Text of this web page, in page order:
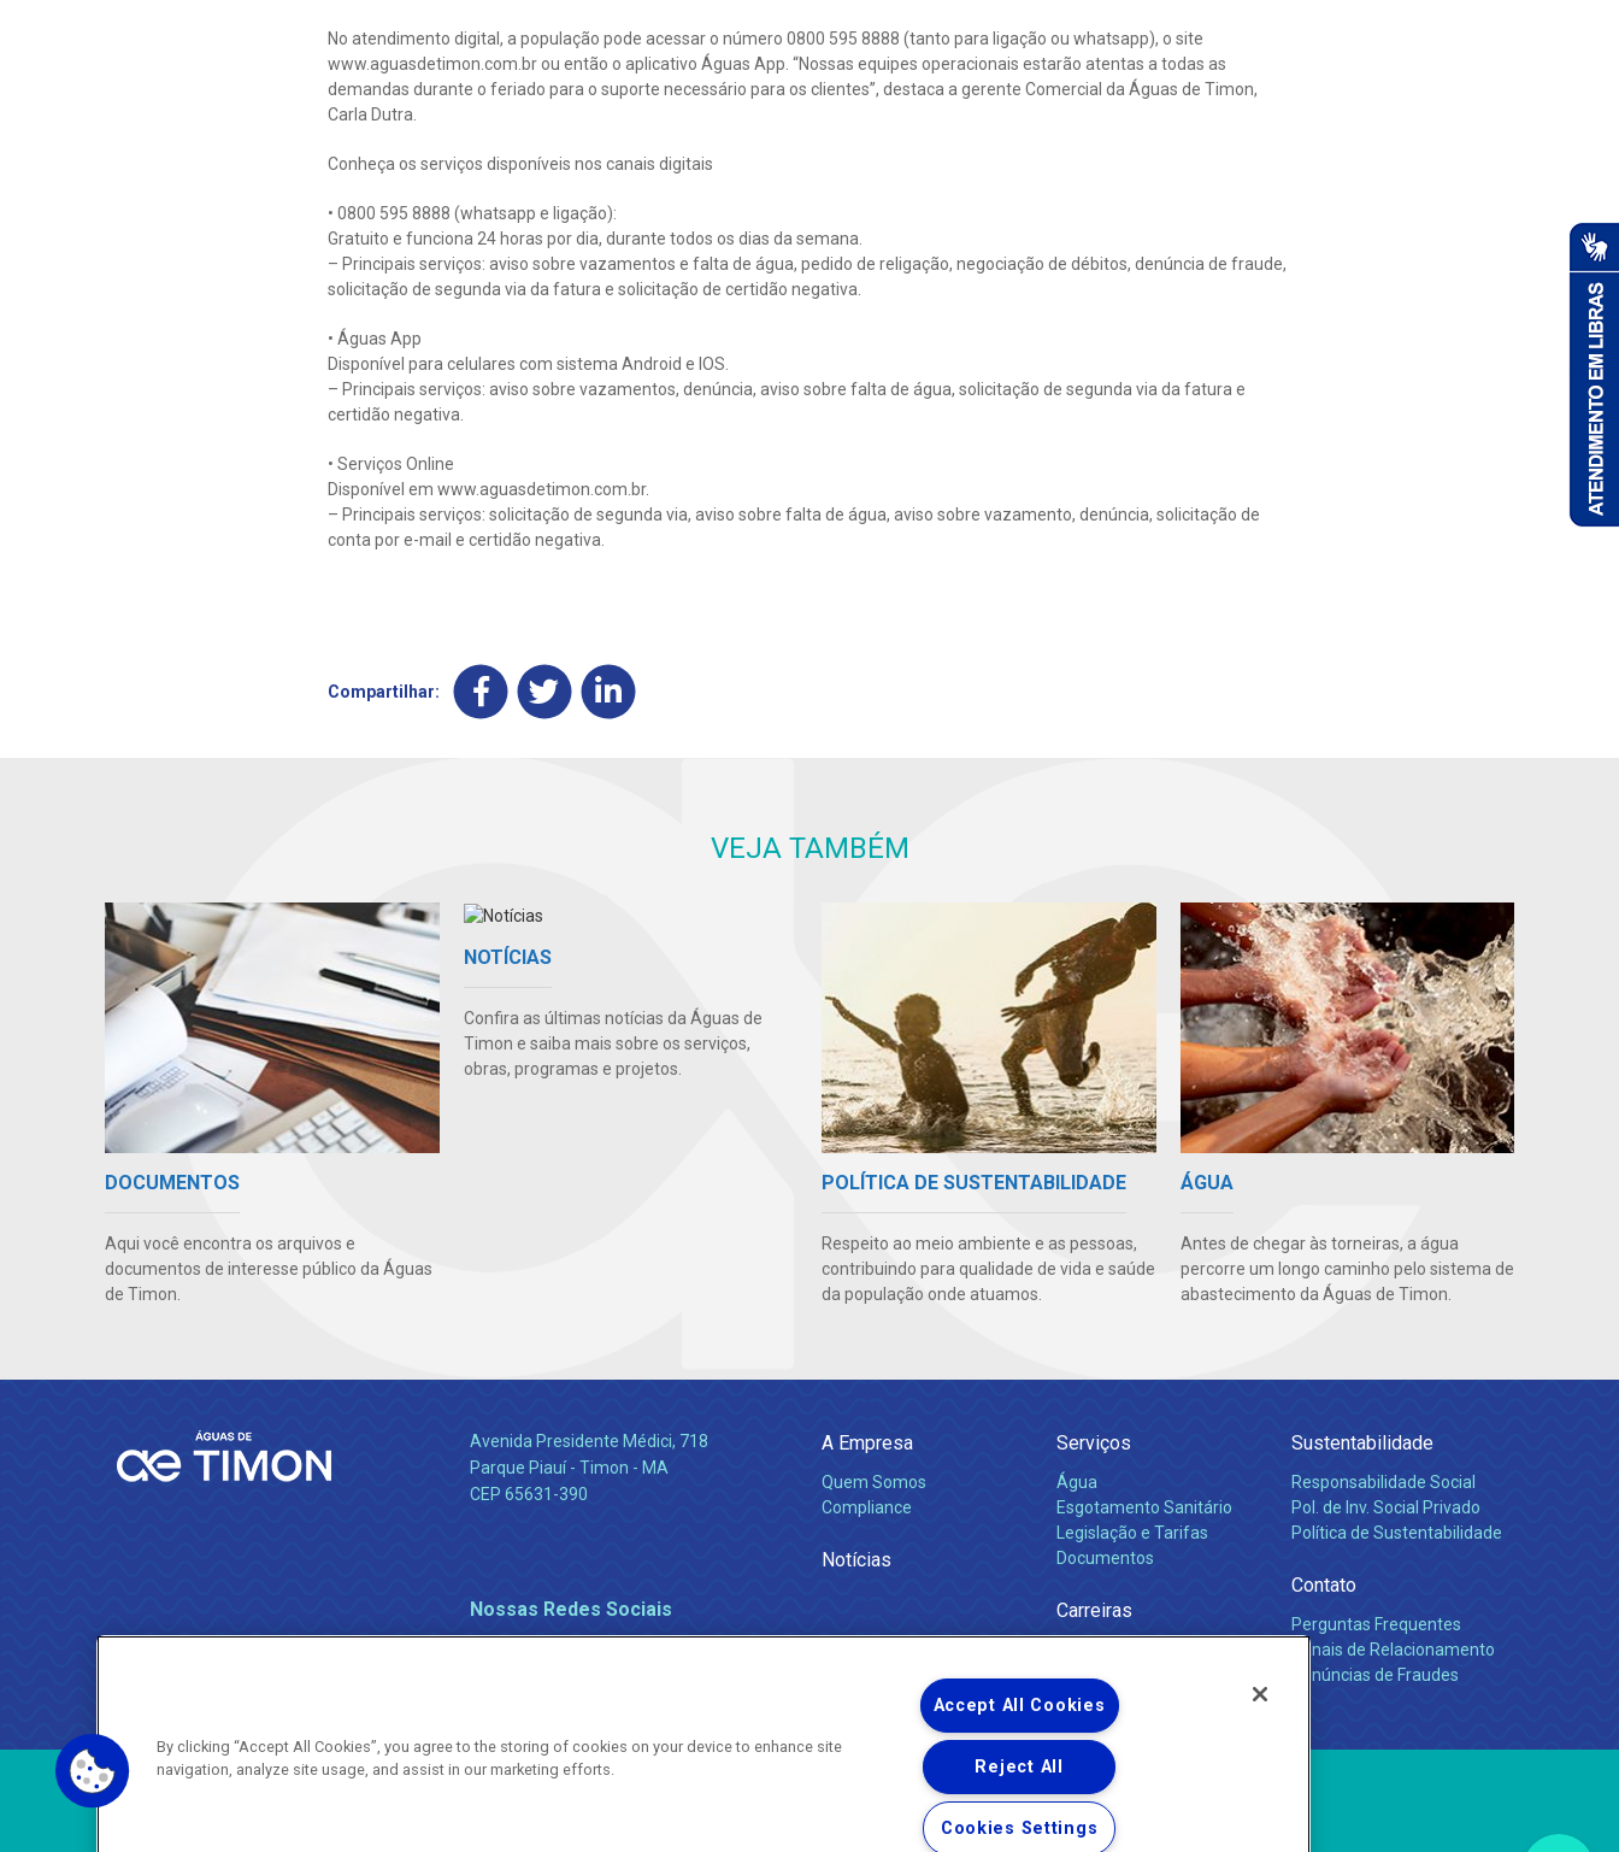
No atendimento digital, a população pode acessar o número 0800 595 8888 (tanto para ligação ou whatsapp), o site
www.aguasdetimon.com.br ou então o aplicativo Águas App. “Nossas equipes operacionais estarão atentas a todas as
demandas durante o feriado para o suporte necessário para os clientes”, destaca a gerente Comercial da Águas de Timon,
Carla Dutra.
Conheça os serviços disponíveis nos canais digitais
• 0800 595 8888 (whatsapp e ligação):
Gratuito e funciona 24 horas por dia, durante todos os dias da semana.
– Principais serviços: aviso sobre vazamentos e falta de água, pedido de religação, negociação de débitos, denúncia de fraude,
solicitação de segunda via da fatura e solicitação de certidão negativa.
• Águas App
Disponível para celulares com sistema Android e IOS.
– Principais serviços: aviso sobre vazamentos, denúncia, aviso sobre falta de água, solicitação de segunda via da fatura e
certidão negativa.
• Serviços Online
Disponível em www.aguasdetimon.com.br.
– Principais serviços: solicitação de segunda via, aviso sobre falta de água, aviso sobre vazamento, denúncia, solicitação de
conta por e-mail e certidão negativa.
Compartilhar:
VEJA TAMBÉM
DOCUMENTOS
Aqui você encontra os arquivos e
documentos de interesse público da Águas
de Timon.
NOTÍCIAS
Confira as últimas notícias da Águas de
Timon e saiba mais sobre os serviços,
obras, programas e projetos.
POLÍTICA DE SUSTENTABILIDADE
Respeito ao meio ambiente e as pessoas,
contribuindo para qualidade de vida e saúde
da população onde atuamos.
ÁGUA
Antes de chegar às torneiras, a água
percorre um longo caminho pelo sistema de
abastecimento da Águas de Timon.
Avenida Presidente Médici, 718
Parque Piauí - Timon - MA
CEP 65631-390
Nossas Redes Sociais
A Empresa
Quem Somos
Compliance
Notícias
Serviços
Água
Esgotamento Sanitário
Legislação e Tarifas
Documentos
Carreiras
Sustentabilidade
Responsabilidade Social
Pol. de Inv. Social Privado
Política de Sustentabilidade
Contato
Perguntas Frequentes
Canais de Relacionamento
Denúncias de Fraudes
Copyright ® 2026 - Todos os Direitos Reservados.
By clicking “Accept All Cookies”, you agree to the storing of cookies on your device to enhance site
navigation, analyze site usage, and assist in our marketing efforts.
Accept All Cookies
Reject All
Cookies Settings